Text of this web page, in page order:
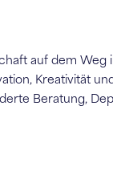
auf dem Weg
Kreativität
Beratung,